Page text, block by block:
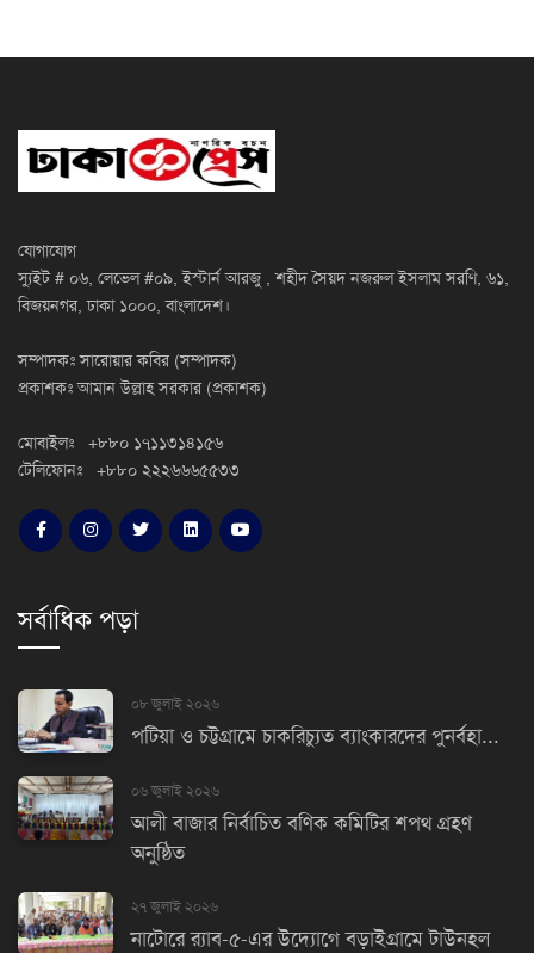
যোগাযোগ
স্যুইট # ০৬, লেভেল #০৯, ইস্টার্ন আরজু , শহীদ সৈয়দ নজরুল ইসলাম সরণি, ৬১,
বিজয়নগর, ঢাকা ১০০০, বাংলাদেশ।
সম্পাদকঃ সারোয়ার কবির (সম্পাদক)
প্রকাশকঃ আমান উল্লাহ সরকার (প্রকাশক)
মোবাইলঃ +৮৮০ ১৭১১৩১৪১৫৬
টেলিফোনঃ +৮৮০ ২২২৬৬৬৫৫৩৩
সর্বাধিক পড়া
০৮ জুলাই ২০২৬
পটিয়া ও চট্টগ্রামে চাকরিচ্যুত ব্যাংকারদের পুনর্বহা...
০৬ জুলাই ২০২৬
আলী বাজার নির্বাচিত বণিক কমিটির শপথ গ্রহণ
অনুষ্ঠিত
২৭ জুলাই ২০২৬
নাটোরে র‌্যাব-৫-এর উদ্যোগে বড়াইগ্রামে টাউনহল